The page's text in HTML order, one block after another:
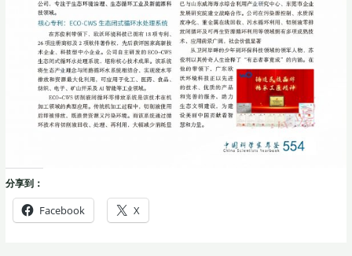
分享到：
Facebook X